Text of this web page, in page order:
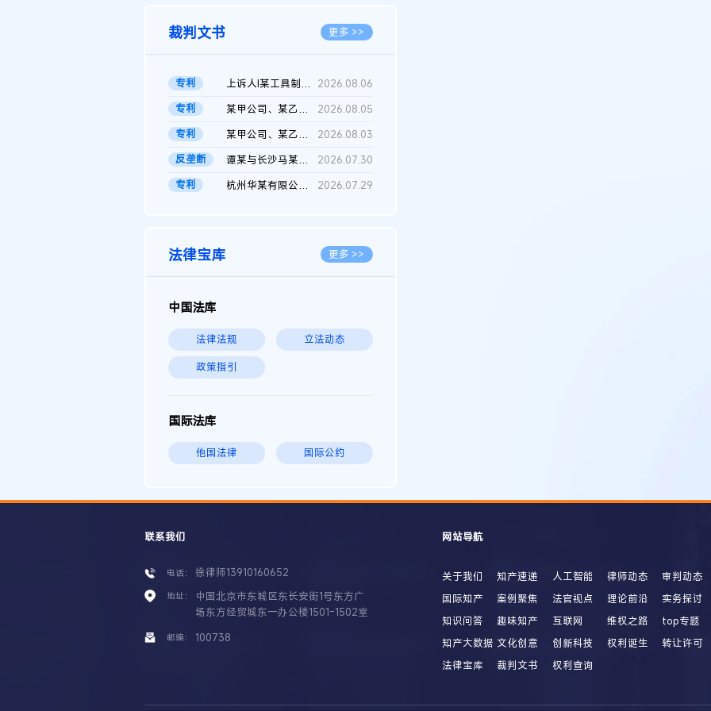
裁判文书 更多 >>
专利 上诉人I某工具制品有限公司与被上诉人程某及一审被告中华人民共和...
2026.08.06
专利
某甲公司、某乙公司、某丙公司申请诉前行为保全复议裁定书
2026.08.05
专利
某甲公司、某乙公司、官某与某丙公司专利申请权权属纠纷 二审判决...
2026.08.03
反垄断
谭某与长沙马某堆农产品股份有限公司滥用市场支配地位纠纷二审裁...
2026.07.30
专利
杭州华某有限公司与菲某有限公司侵害发明专利权纠纷 2026.07.29
法律宝库 更多 >>
中国法库
法律法规 立法动态
政策指引
国际法库
他国法律 国际公约
联系我们
电话： 徐律师13910160652
地址：
中国北京市东城区东长安街1号东方广
场东方经贸城东一办公楼1501-1502室
邮编： 100738
网站导航
关于我们 知产速递 人工智能 律师动态
审判动态
国际知产
案例聚焦 法官视点 理论前沿
实务探讨
知识问答
趣味知产 互联网 维权之路
top专题
知产大数据 文化创意 创新科技 权利诞生
转让许可
法律宝库
裁判文书 权利查询